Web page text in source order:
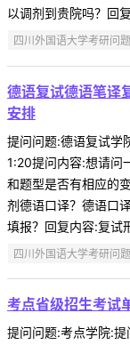
以调剂到贵院吗？回
四川外国语大学考研问题
德语复试德语笔译
安排
提问问题:德语复试
1:20提问内容:想请问
和题型是否有相应的
剂德语口译？德语口
填报？回复内容:复试
四川外国语大学考研问题
考点省级招生考试
提问问题:考点学院: